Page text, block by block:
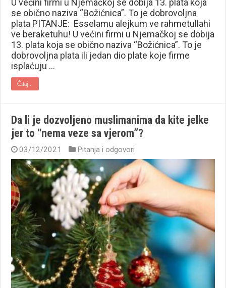
se obično naziva “Božićnica”. To je dobrovoljna
plata PITANJE: Esselamu alejkum ve rahmetullahi
ve beraketuhu! U većini firmi u Njemačkoj se dobija
13. plata koja se obično naziva “Božićnica”. To je
dobrovoljna plata ili jedan dio plate koje firme
isplaćuju …
Čitaj...
Da li je dozvoljeno muslimanima da kite jelke
jer to “nema veze sa vjerom”?
03/12/2021 Pitanja i odgovori